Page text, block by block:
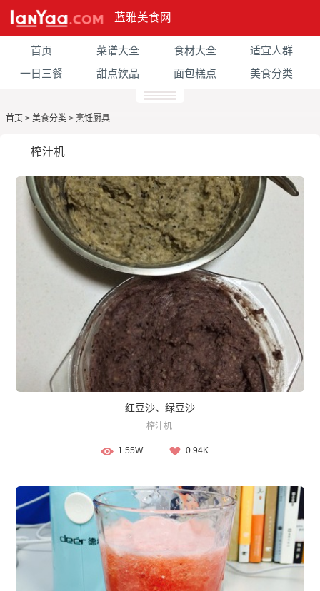
蓝雅美食网
首页 菜谱大全 食材大全
适宜人群
一日三餐
甜点饮品 面包糕点 美食分类
首页 > 美食分类 > 烹饪厨具
榨汁机
红豆沙、绿豆沙
榨汁机
1.55W 0.94K